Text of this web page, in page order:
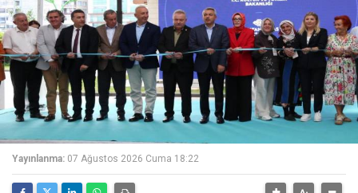
Yayınlanma: 07 Ağustos 2026 Cuma 18:22